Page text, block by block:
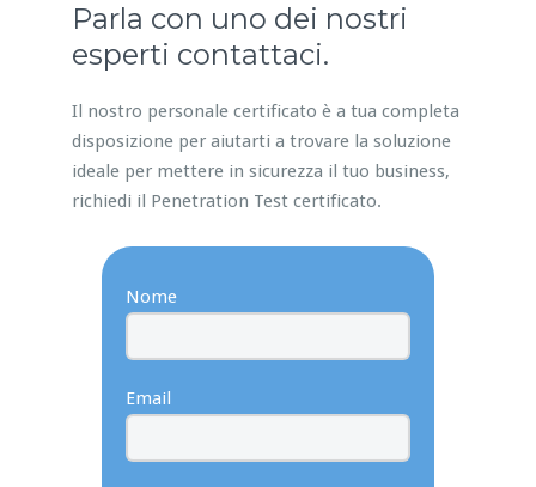
Parla con uno dei nostri
esperti contattaci.
Il nostro personale certificato è a tua completa
disposizione per aiutarti a trovare la soluzione
ideale per mettere in sicurezza il tuo business,
richiedi il Penetration Test certificato.
Nome
Email